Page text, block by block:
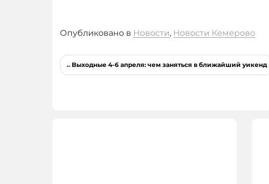
Опубликовано в Новости, Новости Кемерово
Навигация
по
Выходные 4-6 апреля: чем заняться в ближайший уикенд